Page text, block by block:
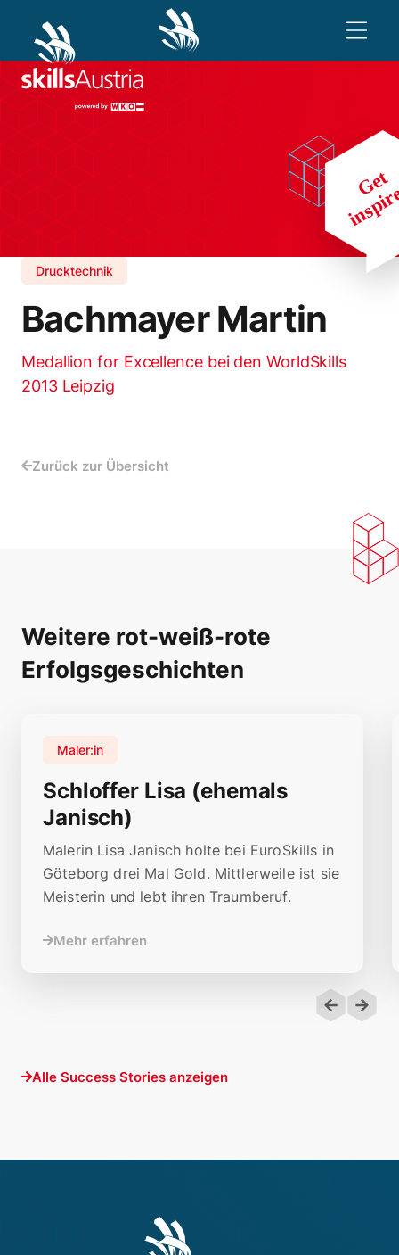
Drucktechnik
Bachmayer Martin
Medallion for Excellence bei den WorldSkills
2013 Leipzig
Zurück zur Übersicht
Weitere rot-weiß-rote
Erfolgsgeschichten
Schloffer Lisa (ehemals
Janisch)
Maler:in
Malerin Lisa Janisch holte bei EuroSkills in
Göteborg drei Mal Gold. Mittlerweile ist sie
Meisterin und lebt ihren Traumberuf.
Mehr erfahren
Alle Success Stories anzeigen